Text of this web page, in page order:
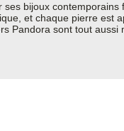
bijoux
et chaque pierre est
Pandora sont tout